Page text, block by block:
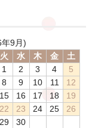
9月)
火 水 木 金
土
1
2 3 4
5
8 9 10 11
12
15 16 17 18
19
22 23 24 25
26
29
30